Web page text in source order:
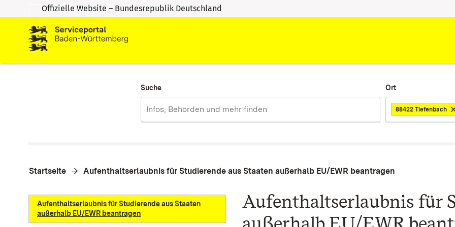
Zum Inhalt springen
Zur Suche springen
Offizielle Website – Bundesrepublik Deutschland
Suche Ort
88422 Tiefenbach
Startseite Aufenthaltserlaubnis für Studierende aus Staaten außerhalb EU/EWR beantragen
Aufenthaltserlaubnis für Studierende aus Staaten
außerhalb EU/EWR beantragen
Aufenthaltserlaubnis für